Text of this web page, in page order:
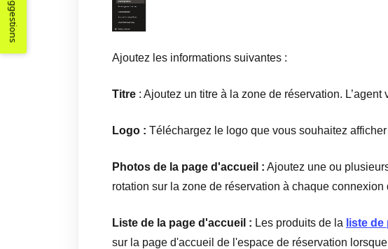
Ajoutez les informations suivantes :
Titre : Ajoutez un titre à la zone de réservation. L’agent
Logo : Téléchargez le logo que vous souhaitez
Photos de la page d'accueil : Ajoutez une ou
rotation sur la zone de réservation à chaque connexion
Liste de la page d'accueil : Les produits de la liste
sur la page d'accueil de l'espace de réservation
Suggestions